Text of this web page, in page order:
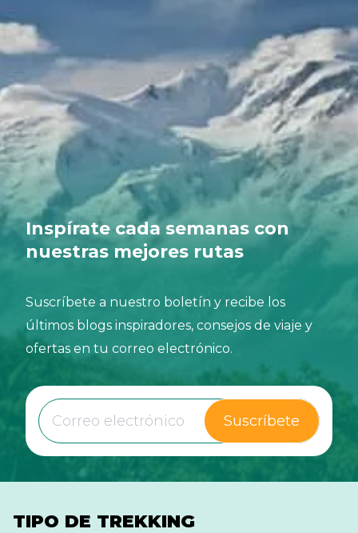
Inspírate cada semanas con
nuestras mejores rutas
Suscríbete a nuestro boletín y recibe los
últimos blogs inspiradores, consejos de viaje y
ofertas en tu correo electrónico.
Suscríbete
TIPO DE TREKKING